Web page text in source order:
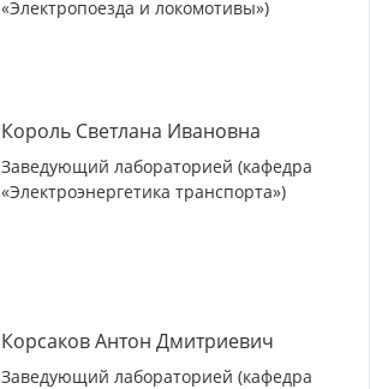
«Электропоезда и локомотивы»)
Король Светлана Ивановна
Заведующий лабораторией (кафедра
«Электроэнергетика транспорта»)
Корсаков Антон Дмитриевич
Заведующий лабораторией (кафедра